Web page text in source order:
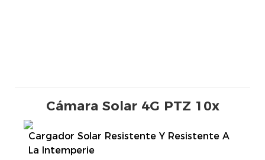
Cámara Solar 4G PTZ 10x
Cargador Solar Resistente Y Resistente A
La Intemperie